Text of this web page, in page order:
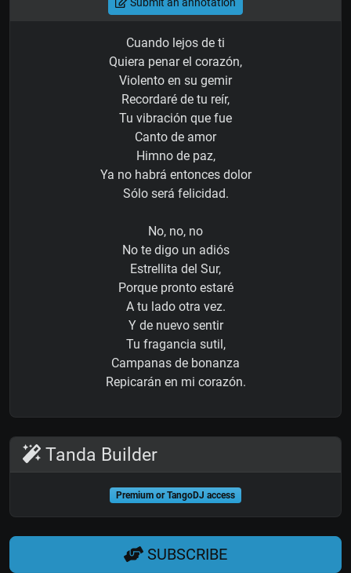
Submit an annotation
Cuando lejos de ti
Quiera penar el corazón,
Violento en su gemir
Recordaré de tu reír,
Tu vibración que fue
Canto de amor
Himno de paz,
Ya no habrá entonces dolor
Sólo será felicidad.
No, no, no
No te digo un adiós
Estrellita del Sur,
Porque pronto estaré
A tu lado otra vez.
Y de nuevo sentir
Tu fragancia sutil,
Campanas de bonanza
Repicarán en mi corazón.
Tanda Builder
Premium or TangoDJ access
SUBSCRIBE